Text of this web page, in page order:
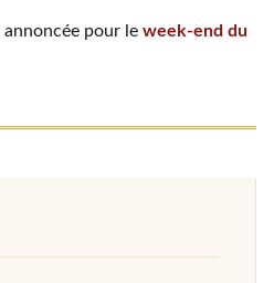
annoncée pour le week-end du